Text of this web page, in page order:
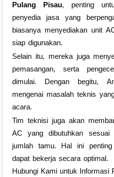
Pulang Pisau, penting
penyedia jasa yang
biasanya menyediakan unit
siap digunakan.
Selain itu, mereka juga
pemasangan, serta
dimulai. Dengan begitu,
mengenai masalah teknis
acara.
Tim teknisi juga akan
AC yang dibutuhkan
jumlah tamu. Hal ini penting
dapat bekerja secara optimal.
Hubungi Kami untuk Informasi